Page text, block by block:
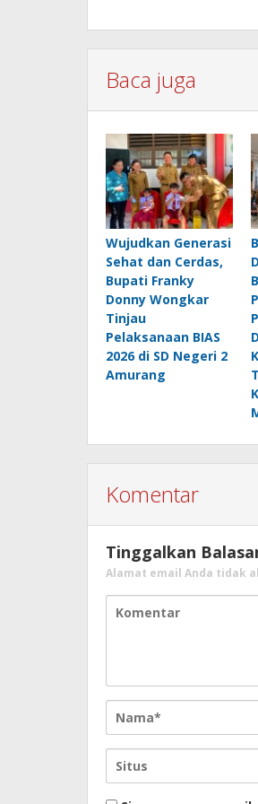
Baca juga
Wujudkan Generasi
Sehat dan Cerdas,
Bupati Franky
Donny Wongkar
Tinjau
Pelaksanaan BIAS
2026 di SD Negeri 2
Amurang
Komentar
Tinggalkan
Alamat email Anda tidak